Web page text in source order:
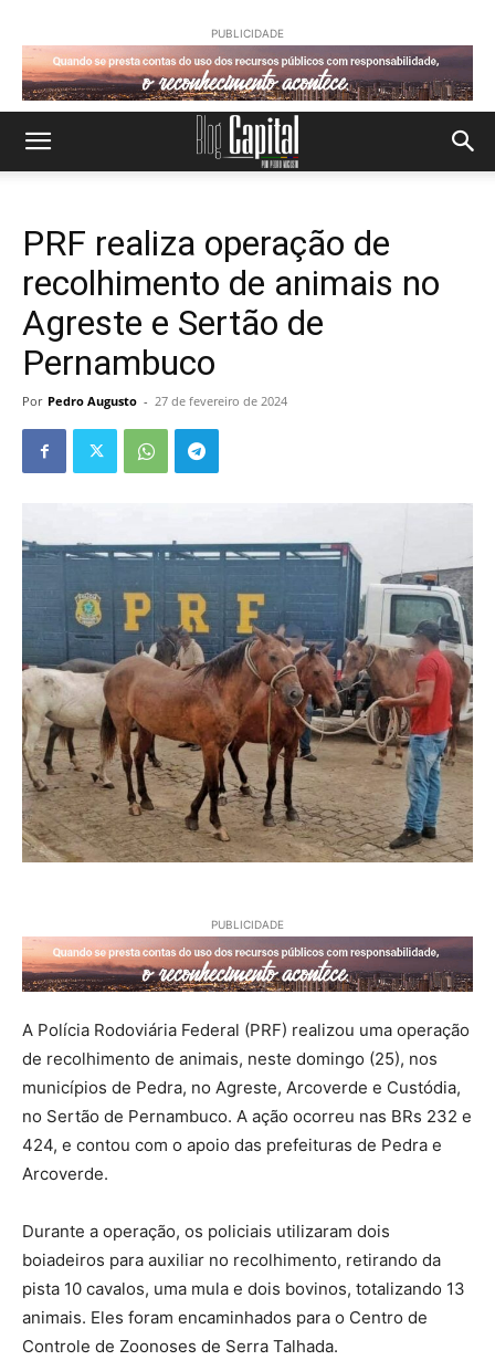
PUBLICIDADE
PRF realiza operação de
recolhimento de animais no
Agreste e Sertão de
Pernambuco
Por Pedro Augusto - 27 de fevereiro de 2024
PUBLICIDADE
A Polícia Rodoviária Federal (PRF) realizou uma operação
de recolhimento de animais, neste domingo (25), nos
municípios de Pedra, no Agreste, Arcoverde e Custódia,
no Sertão de Pernambuco. A ação ocorreu nas BRs 232 e
424, e contou com o apoio das prefeituras de Pedra e
Arcoverde.
Durante a operação, os policiais utilizaram dois
boiadeiros para auxiliar no recolhimento, retirando da
pista 10 cavalos, uma mula e dois bovinos, totalizando 13
animais. Eles foram encaminhados para o Centro de
Controle de Zoonoses de Serra Talhada.